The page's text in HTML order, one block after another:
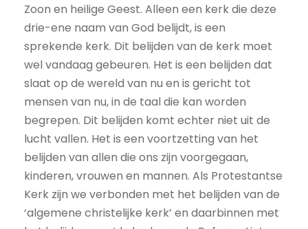
Zoon en heilige Geest. Alleen een kerk die deze
drie-ene naam van God belijdt, is een
sprekende kerk. Dit belijden van de kerk moet
wel vandaag gebeuren. Het is een belijden dat
slaat op de wereld van nu en is gericht tot
mensen van nu, in de taal die kan worden
begrepen. Dit belijden komt echter niet uit de
lucht vallen. Het is een voortzetting van het
belijden van allen die ons zijn voorgegaan,
kinderen, vrouwen en mannen. Als Protestantse
Kerk zijn we verbonden met het belijden van de
‘algemene christelijke kerk’ en daarbinnen met